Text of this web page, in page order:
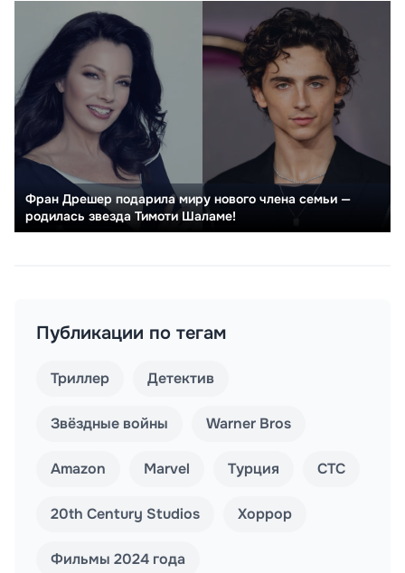
Фран Дрешер подарила миру нового члена семьи —
родилась звезда Тимоти Шаламе!
Публикации по тегам
Триллер Детектив
Звёздные войны Warner Bros
Amazon Marvel Турция СТС
20th Century Studios Хоррор
Фильмы 2024 года